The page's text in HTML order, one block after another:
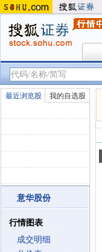
最近浏览股 我的自选股
意华股份
行情图表
成交明细